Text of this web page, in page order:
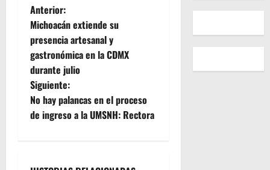
N
a
v
e
g
Anterior:
Michoacán extiende su
presencia artesanal y
gastronómica en la CDMX
durante julio
Siguiente:
No hay palancas en el proceso
de ingreso a la UMSNH: Rectora